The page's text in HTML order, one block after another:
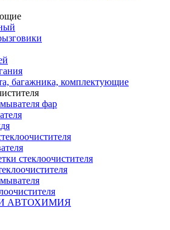
багажника, комплектующие
фар
стеклоочистителя
АВТОХИМИЯ